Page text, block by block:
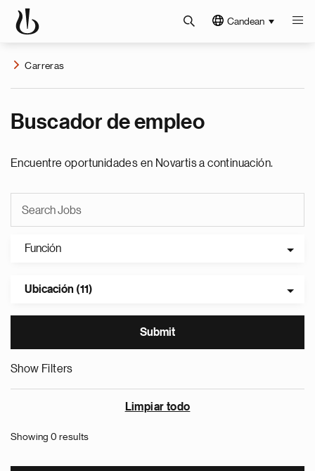
Candean
Carreras
Buscador de empleo
Encuentre oportunidades en Novartis a continuación.
Función
Ubicación (11)
Show Filters
Limpiar todo
Showing 0 results